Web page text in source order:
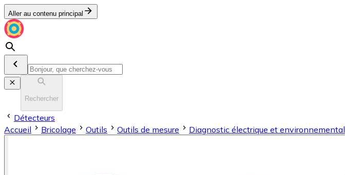
Aller au contenu principal
Rechercher
Détecteurs
Accueil
Bricolage Outils Outils de mesure Diagnostic électrique et environnemental